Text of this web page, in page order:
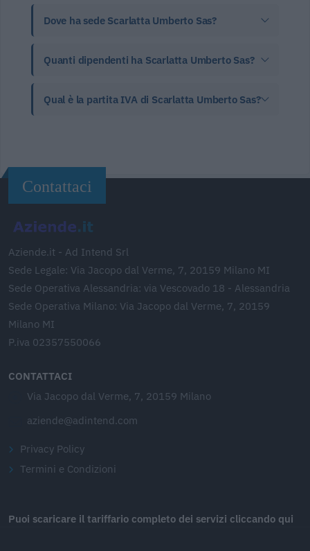
Dove ha sede Scarlatta Umberto Sas?
Quanti dipendenti ha Scarlatta Umberto Sas?
Qual è la partita IVA di Scarlatta Umberto Sas?
Contattaci
Aziende.it - Ad Intend Srl
Sede Legale: Via Jacopo dal Verme, 7, 20159 Milano MI
Sede Operativa Alessandria: via Vescovado 18 - Alessandria
Sede Operativa Milano: Via Jacopo dal Verme, 7, 20159
Milano MI
P.iva 02357550066
CONTATTACI
Via Jacopo dal Verme, 7, 20159 Milano
aziende@adintend.com
Privacy Policy
Termini e Condizioni
Puoi scaricare il tariffario completo dei servizi cliccando qui